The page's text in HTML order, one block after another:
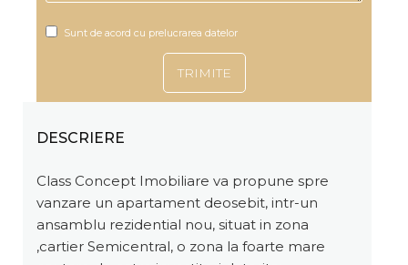
Sunt de acord cu prelucrarea datelor
DESCRIERE
Class Concept Imobiliare va propune spre
vanzare un apartament deosebit, intr-un
ansamblu rezidential nou, situat in zona
,cartier Semicentral, o zona la foarte mare